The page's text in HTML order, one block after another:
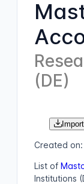
(DE)
Created
List of
Institutions